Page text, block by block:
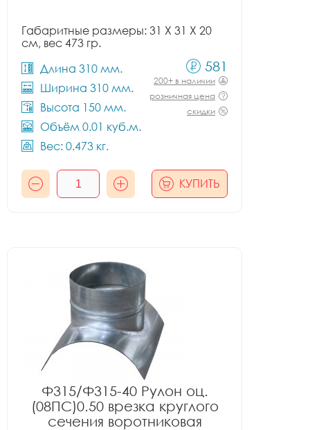
Габаритные размеры: 31 X 31 X 20
см, вес 473 гр.
Длина 310 мм.
Ширина 310 мм.
Высота 150 мм.
Объём 0.01 куб.м.
Вес: 0.473 кг.
581
200+ в наличии
розничная цена
скидки
КУПИТЬ
Ф315/Ф315-40 Рулон оц.
(08ПС)0.50 врезка круглого
сечения воротниковая